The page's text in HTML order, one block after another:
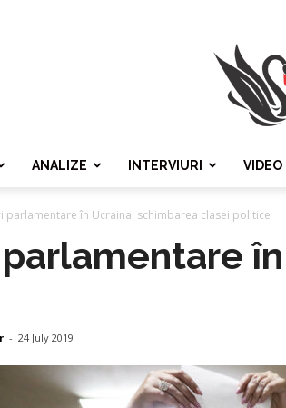
ANALIZE INTERVIURI VIDEO
parlamentare în Ucraina: schimbarea clasei politice
- 24 July 2019